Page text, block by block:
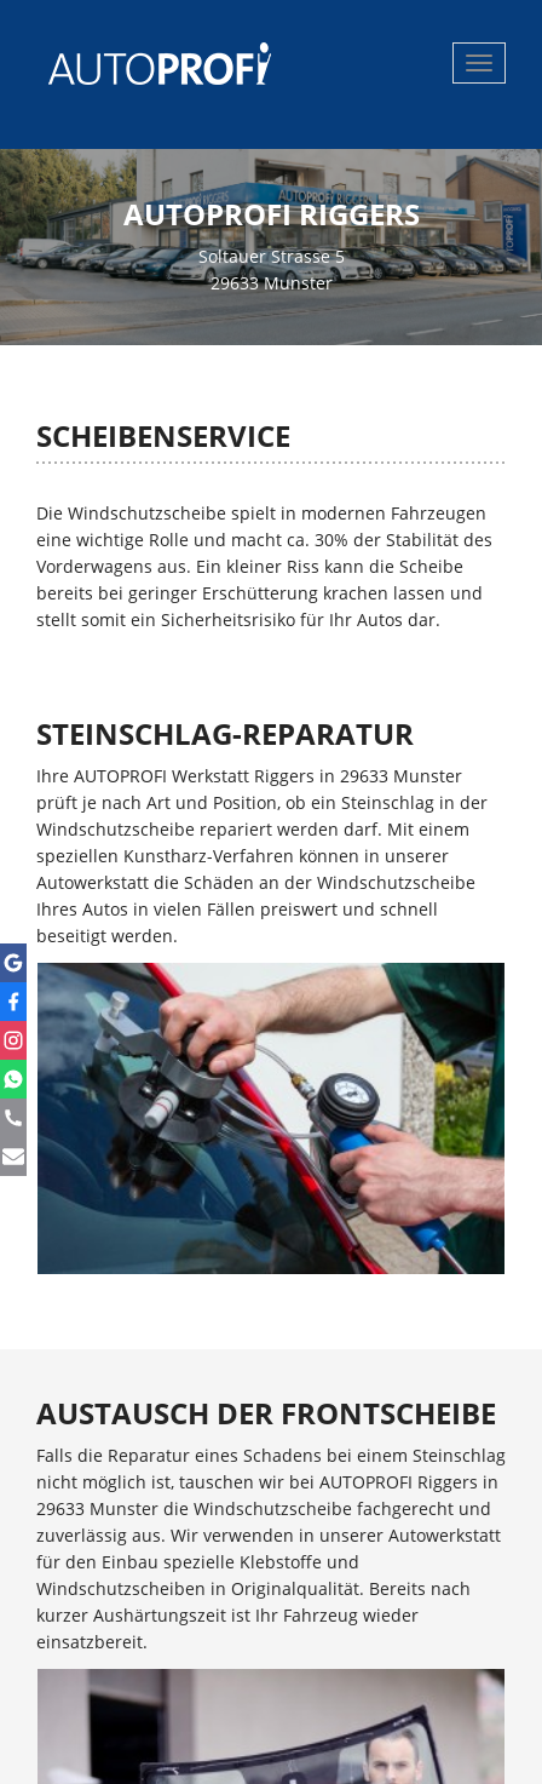
Toggle
AUTOPROFI RIGGERS
Soltauer Strasse 5
29633 Munster
SCHEIBENSERVICE
Die Windschutzscheibe spielt in modernen Fahrzeugen
eine wichtige Rolle und macht ca. 30% der Stabilität des
Vorderwagens aus. Ein kleiner Riss kann die Scheibe
bereits bei geringer Erschütterung krachen lassen und
stellt somit ein Sicherheitsrisiko für Ihr Autos dar.
STEINSCHLAG-REPARATUR
Ihre AUTOPROFI Werkstatt Riggers in 29633 Munster
prüft je nach Art und Position, ob ein Steinschlag in der
Windschutzscheibe repariert werden darf. Mit einem
speziellen Kunstharz-Verfahren können in unserer
Autowerkstatt die Schäden an der Windschutzscheibe
Ihres Autos in vielen Fällen preiswert und schnell
beseitigt werden.
AUSTAUSCH DER FRONTSCHEIBE
Falls die Reparatur eines Schadens bei einem Steinschlag
nicht möglich ist, tauschen wir bei AUTOPROFI Riggers in
29633 Munster die Windschutzscheibe fachgerecht und
zuverlässig aus. Wir verwenden in unserer Autowerkstatt
für den Einbau spezielle Klebstoffe und
Windschutzscheiben in Originalqualität. Bereits nach
kurzer Aushärtungszeit ist Ihr Fahrzeug wieder
einsatzbereit.